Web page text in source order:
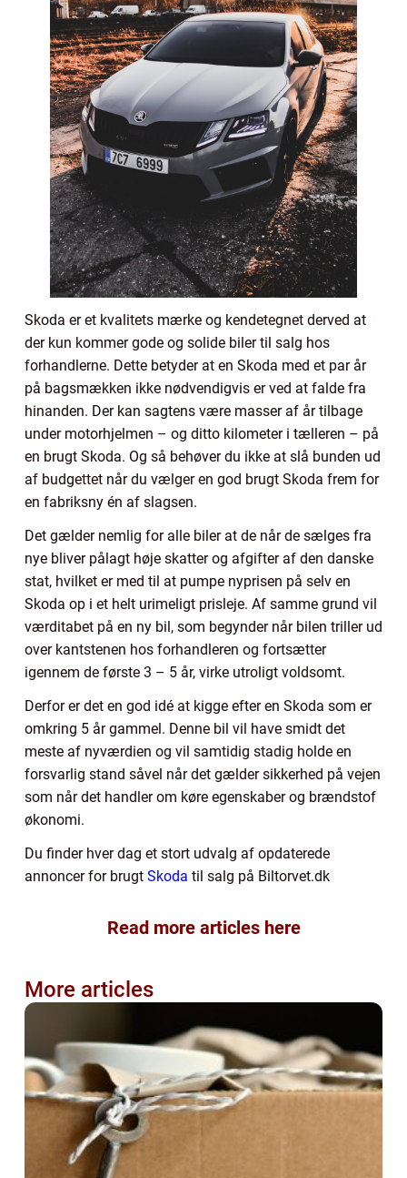
Skoda er et kvalitets mærke og kendetegnet derved at
der kun kommer gode og solide biler til salg hos
forhandlerne. Dette betyder at en Skoda med et par år
på bagsmækken ikke nødvendigvis er ved at falde fra
hinanden. Der kan sagtens være masser af år tilbage
under motorhjelmen – og ditto kilometer i tælleren – på
en brugt Skoda. Og så behøver du ikke at slå bunden ud
af budgettet når du vælger en god brugt Skoda frem for
en fabriksny én af slagsen.
Det gælder nemlig for alle biler at de når de sælges fra
nye bliver pålagt høje skatter og afgifter af den danske
stat, hvilket er med til at pumpe nyprisen på selv en
Skoda op i et helt urimeligt prisleje. Af samme grund vil
værditabet på en ny bil, som begynder når bilen triller ud
over kantstenen hos forhandleren og fortsætter
igennem de første 3 – 5 år, virke utroligt voldsomt.
Derfor er det en god idé at kigge efter en Skoda som er
omkring 5 år gammel. Denne bil vil have smidt det
meste af nyværdien og vil samtidig stadig holde en
forsvarlig stand såvel når det gælder sikkerhed på vejen
som når det handler om køre egenskaber og brændstof
økonomi.
Du finder hver dag et stort udvalg af opdaterede
annoncer for brugt Skoda til salg på Biltorvet.dk
Read more articles here
More articles